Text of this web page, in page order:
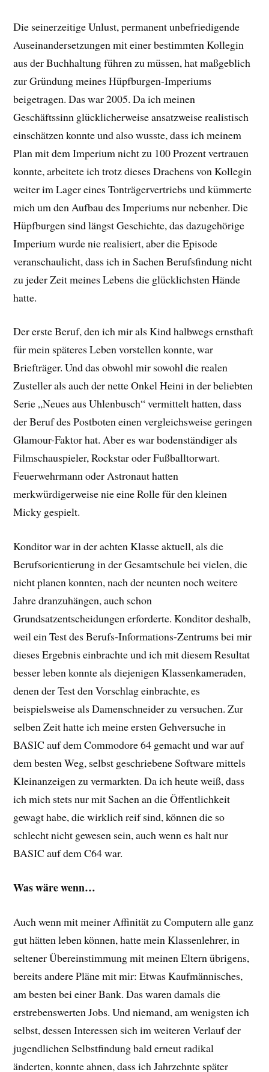
Die seinerzeitige Unlust, permanent unbefriedigende
Auseinandersetzungen mit einer bestimmten Kollegin
aus der Buchhaltung führen zu müssen, hat maßgeblich
zur Gründung meines Hüpfburgen-Imperiums
beigetragen. Das war 2005. Da ich meinen
Geschäftssinn glücklicherweise ansatzweise realistisch
einschätzen konnte und also wusste, dass ich meinem
Plan mit dem Imperium nicht zu 100 Prozent vertrauen
konnte, arbeitete ich trotz dieses Drachens von Kollegin
weiter im Lager eines Tonträgervertriebs und kümmerte
mich um den Aufbau des Imperiums nur nebenher. Die
Hüpfburgen sind längst Geschichte, das dazugehörige
Imperium wurde nie realisiert, aber die Episode
veranschaulicht, dass ich in Sachen Berufsfindung nicht
zu jeder Zeit meines Lebens die glücklichsten Hände
hatte.
Der erste Beruf, den ich mir als Kind halbwegs ernsthaft
für mein späteres Leben vorstellen konnte, war
Briefträger. Und das obwohl mir sowohl die realen
Zusteller als auch der nette Onkel Heini in der beliebten
Serie „Neues aus Uhlenbusch“ vermittelt hatten, dass
der Beruf des Postboten einen vergleichsweise geringen
Glamour-Faktor hat. Aber es war bodenständiger als
Filmschauspieler, Rockstar oder Fußballtorwart.
Feuerwehrmann oder Astronaut hatten
merkwürdigerweise nie eine Rolle für den kleinen
Micky gespielt.
Konditor war in der achten Klasse aktuell, als die
Berufsorientierung in der Gesamtschule bei vielen, die
nicht planen konnten, nach der neunten noch weitere
Jahre dranzuhängen, auch schon
Grundsatzentscheidungen erforderte. Konditor deshalb,
weil ein Test des Berufs-Informations-Zentrums bei mir
dieses Ergebnis einbrachte und ich mit diesem Resultat
besser leben konnte als diejenigen Klassenkameraden,
denen der Test den Vorschlag einbrachte, es
beispielsweise als Damenschneider zu versuchen. Zur
selben Zeit hatte ich meine ersten Gehversuche in
BASIC auf dem Commodore 64 gemacht und war auf
dem besten Weg, selbst geschriebene Software mittels
Kleinanzeigen zu vermarkten. Da ich heute weiß, dass
ich mich stets nur mit Sachen an die Öffentlichkeit
gewagt habe, die wirklich reif sind, können die so
schlecht nicht gewesen sein, auch wenn es halt nur
BASIC auf dem C64 war.
Was wäre wenn…
Auch wenn mit meiner Affinität zu Computern alle ganz
gut hätten leben können, hatte mein Klassenlehrer, in
seltener Übereinstimmung mit meinen Eltern übrigens,
bereits andere Pläne mit mir: Etwas Kaufmännisches,
am besten bei einer Bank. Das waren damals die
erstrebenswerten Jobs. Und niemand, am wenigsten ich
selbst, dessen Interessen sich im weiteren Verlauf der
jugendlichen Selbstfindung bald erneut radikal
änderten, konnte ahnen, dass ich Jahrzehnte später